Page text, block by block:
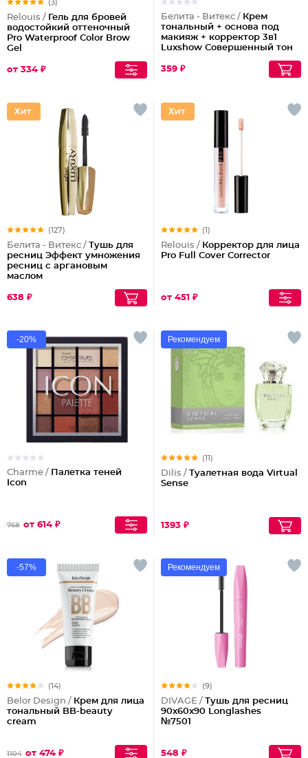
(3)
Relouis / Гель для бровей
водостойкий оттеночный
Pro Waterproof Color Brow
Gel
от 334 ₽
Белита - Витекс / Крем
тональный + основа под
макияж + корректор 3в1
Luxshow Совершенный тон
359 ₽
(127)
Белита - Витекс / Тушь для
ресниц Эффект умножения
ресниц с аргановым
маслом
638 ₽
(1)
Relouis / Корректор для лица
Pro Full Cover Corrector
от 451 ₽
-20%
Charme / Палетка теней
Icon
768 от 614 ₽
Рекомендуем
(11)
Dilis / Туалетная вода Virtual
Sense
1393 ₽
-57%
(14)
Belor Design / Крем для лица
тональный BB-beauty
cream
1104 от 474 ₽
Рекомендуем
(9)
DIVAGE / Тушь для ресниц
90x60x90 Longlashes
№7501
548 ₽